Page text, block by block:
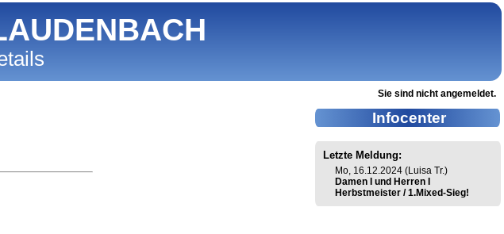
Sie sind nicht angemeldet.
Infocenter
Letzte Meldung:
Mo, 16.12.2024 (Luisa Tr.)
Damen I und Herren I
Herbstmeister / 1.Mixed-Sieg!